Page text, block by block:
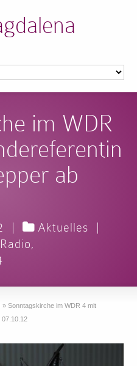
im WDR
ab
| Aktuelles
|
Radio,
» Sonntagskirche im WDR 4 mit
07.10.12